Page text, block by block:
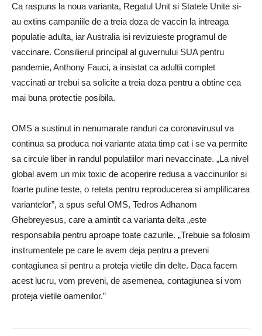
Ca raspuns la noua varianta, Regatul Unit si Statele Unite si-
au extins campaniile de a treia doza de vaccin la intreaga
populatie adulta, iar Australia isi revizuieste programul de
vaccinare. Consilierul principal al guvernului SUA pentru
pandemie, Anthony Fauci, a insistat ca adultii complet
vaccinati ar trebui sa solicite a treia doza pentru a obtine cea
mai buna protectie posibila.
OMS a sustinut in nenumarate randuri ca coronavirusul va
continua sa produca noi variante atata timp cat i se va permite
sa circule liber in randul populatiilor mari nevaccinate. „La nivel
global avem un mix toxic de acoperire redusa a vaccinurilor si
foarte putine teste, o reteta pentru reproducerea si amplificarea
variantelor”, a spus seful OMS, Tedros Adhanom
Ghebreyesus, care a amintit ca varianta delta „este
responsabila pentru aproape toate cazurile. „Trebuie sa folosim
instrumentele pe care le avem deja pentru a preveni
contagiunea si pentru a proteja vietile din delte. Daca facem
acest lucru, vom preveni, de asemenea, contagiunea si vom
proteja vietile oamenilor.”